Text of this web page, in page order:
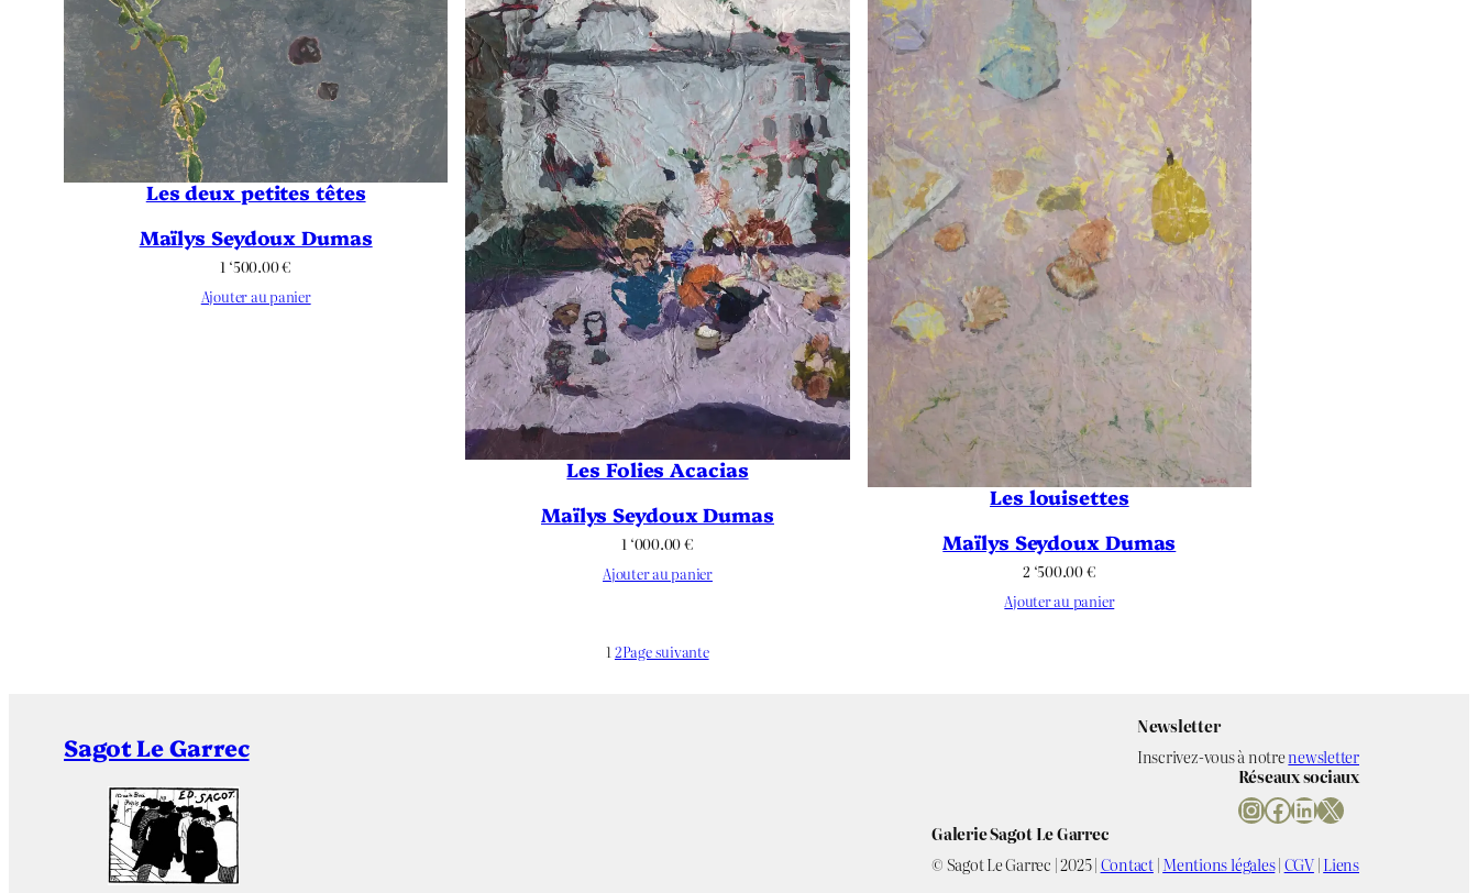
Les deux petites têtes
Maïlys Seydoux Dumas
1 ‘500.00€
Ajouter au panier
Les Folies Acacias
Maïlys Seydoux Dumas
1 ‘000.00€
Ajouter au panier
Les louisettes
Maïlys Seydoux Dumas
2 ‘500.00€
Ajouter au panier
12Page suivante
Sagot Le Garrec
Newsletter
Inscrivez-vous à notrenewsletter
Réseaux sociaux
InstagramFacebook LinkedIn X
Galerie Sagot Le Garrec
© Sagot Le Garrec | 2025 |Contact|Mentions légales|CGV|Liens